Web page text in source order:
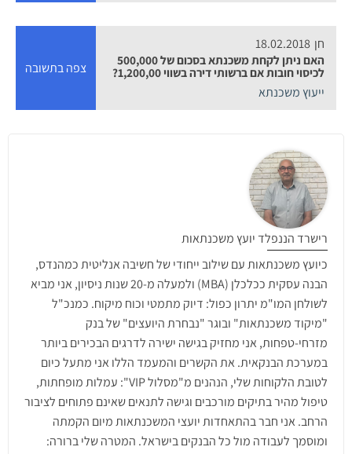
חן 18.02.2018
האם ניתן לקחת משכנתא בסכום של 500,000
לכיסוי חובות אם ברשותי דירה בשווי 1,200,00?
ייעוץ משכנתא
צפה בתשובה
רישרד הננפלד יועץ משכנתאות
כיועץ משכנתאות עם שילוב ייחודי של חשיבה אנליטית כמהנדס,
הבנה עסקית ככלכלן (MBA) ולמעלה מ-20 שנות ניסיון, אני מביא
לשולחן המו"מ יתרון כפול: דיוק מתמטי וכוח מיקוח. כמנכ"ל
"מיקוד משכנתאות" ובוגר "נבחרת היועצים" של בנק
מזרחי-טפחות, אני מחזיק בגישה ישירה לדרגים הבכירים ביותר
במערכת הבנקאית. את הקשרים והמעמד הללו אני מתעל כיום
לטובת הלקוחות שלי, הנהנים מ"מסלול VIP": עמלות מופחתות,
טיפול מהיר בתיקים מורכבים וגישה לתנאים שאינם פתוחים לציבור
הרחב. אני חבר בהתאחדות יועצי המשכנתאות מיום הקמתה
ומוסמך לעבודה מול כל הבנקים בישראל. המטרה שלי ברורה: